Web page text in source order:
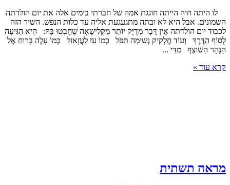
לו היתה חיה הייתה חוגגת אמה של חברתי בימים אלה את יום הולדתה
השמונים. אבל היא לא ובתה מתגעגעת אליה עד כלות הנפש. השיר הזה
לכבוד יום הולדתה אֵין דָּבָר מְדֻיָּק יוֹתֵר מִקְּלִישָׁאָה שֶׁחָבְטוּ בָּהּ: הִיא הִגִּיעָה
לְסוֹף הַדֶּרֶךְ וְעוֹד חֶלְקִיק נְשִׁימָה תִּפֹּל כְּמוֹ עֵז לַעֲזָאזֵל כְּמוֹ עָלֶה בָּרוּחַ אֶל
הַנָּהָר הַשּׁוֹצֵף מִדֵּי ...
קרא עוד »
מראה תשתית